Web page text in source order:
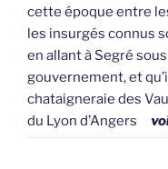
cette époque entre
les insurgés connus
en allant à Segré
gouvernement, et
chataigneraie des
du Lyon d’Angers